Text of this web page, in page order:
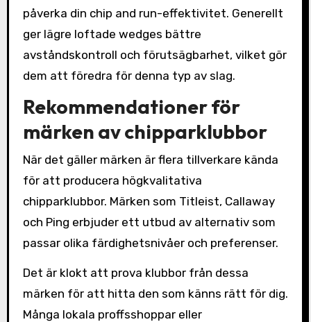
påverka din chip and run-effektivitet. Generellt
ger lägre loftade wedges bättre
avståndskontroll och förutsägbarhet, vilket gör
dem att föredra för denna typ av slag.
Rekommendationer för
märken av chipparklubbor
När det gäller märken är flera tillverkare kända
för att producera högkvalitativa
chipparklubbor. Märken som Titleist, Callaway
och Ping erbjuder ett utbud av alternativ som
passar olika färdighetsnivåer och preferenser.
Det är klokt att prova klubbor från dessa
märken för att hitta den som känns rätt för dig.
Många lokala proffsshoppar eller